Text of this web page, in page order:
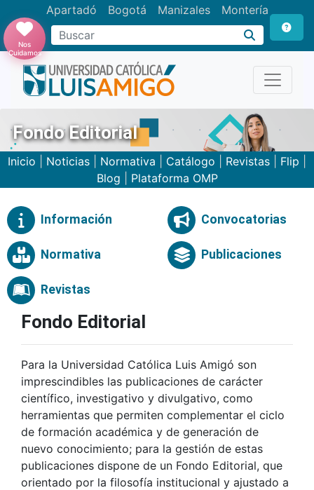
Apartadó Bogotá Manizales Montería
Buscar
Nos
Cuidamos
Fondo Editorial
Inicio Noticias Normativa Catálogo Revistas Flip
Blog
Plataforma OMP
Información Convocatorias
Normativa Publicaciones
Revistas
Fondo Editorial
Para la Universidad Católica Luis Amigó son
imprescindibles las publicaciones de carácter
científico, investigativo y divulgativo, como
herramientas que permiten complementar el ciclo
de formación académica y de generación de
nuevo conocimiento; para la gestión de estas
publicaciones dispone de un Fondo Editorial, que
orientado por la filosofía institucional y ajustado a